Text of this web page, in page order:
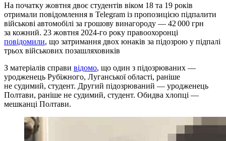
На початку жовтня двоє студентів віком 18 та 19 років
отримали повідомлення в Telegram із пропозицією підпалити
військові автомобілі за грошову винагороду — 42 000 грн
за кожний. 23 жовтня 2024-го року правоохоронці
повідомили, що затримання двох юнаків за підозрою у підпалі
трьох військових позашляховиків
З матеріалів справи відомо, що один з підозрюваних —
уродженець Рубіжного, Луганської області, раніше
не судимий, студент. Другий підозрюваний — уродженець
Полтави, раніше не судимий, студент. Обидва хлопці —
мешканці Полтави.